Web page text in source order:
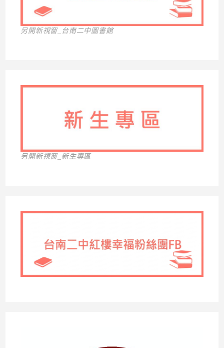
另開新視窗_台南二中圖書館
另開新視窗_新生專區